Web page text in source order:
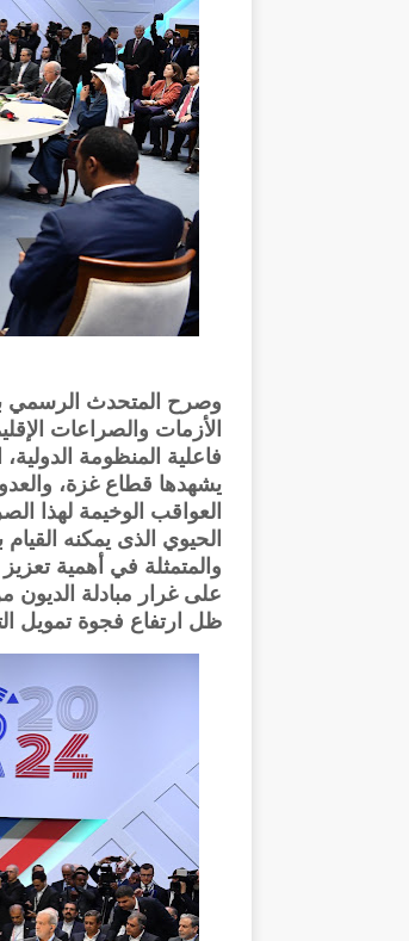
وصرح المتحدث الرسمي
الأزمات والصراعات
فاعلية المنظومة
يشهدها قطاع غزة،
العواقب الوخيمة لهذا
الحيوي الذى يمكنه
والمتمثلة في أهمية
على غرار مبادلة الديون
ظل ارتفاع فجوة تمويل التنمية إلى حوالى "4"